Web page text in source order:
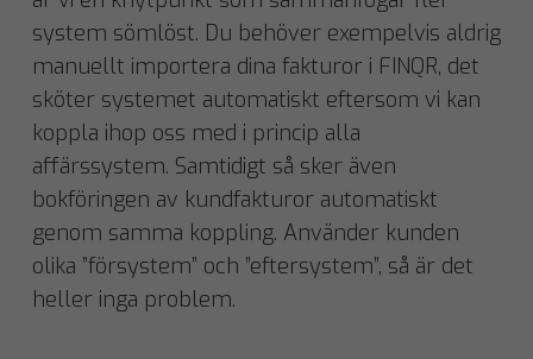
system sömlöst. Du behöver exempelvis aldrig
manuellt importera dina fakturor i FINQR, det
sköter systemet automatiskt eftersom vi kan
koppla ihop oss med i princip alla
affärssystem. Samtidigt så sker även
bokföringen av kundfakturor automatiskt
genom samma koppling. Använder kunden
olika ”försystem” och ”eftersystem”, så är det
heller inga problem.